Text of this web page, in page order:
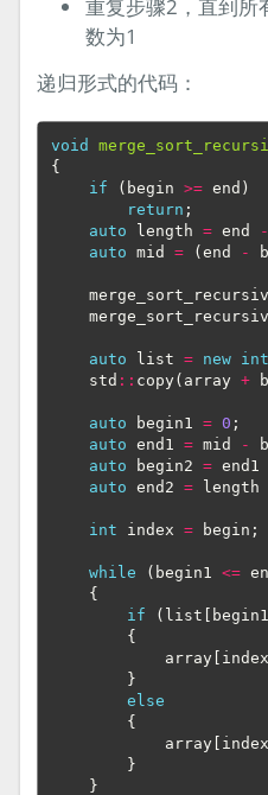
重复步骤2，直到所
数为1
递归形式的代码：
void
{
if
( begin >= end )
return ;
auto
length = end -
auto
mid = (end -
auto list = new int
std :: copy( array +
auto begin1 = 0 ;
auto
end1 = mid -
auto
begin2 = end1
auto
end2 = length
int index = begin ;
while ( begin1 <=
{
if
( list begin1
{
array
}
else
{
array
}
}